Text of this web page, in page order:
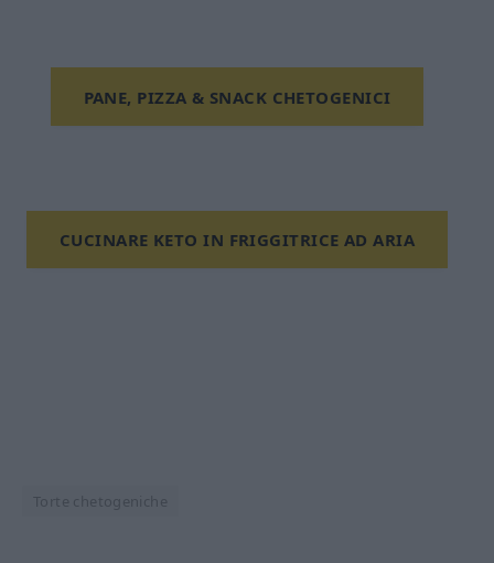
PANE, PIZZA & SNACK CHETOGENICI
CUCINARE KETO IN FRIGGITRICE AD ARIA
Torte chetogeniche